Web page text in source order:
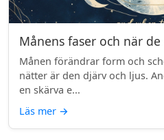
Månens faser och när
Månen förändrar form och
nätter är den djärv och ljus.
en skärva e...
Läs mer →